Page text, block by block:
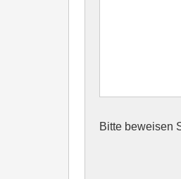
Bitte beweisen